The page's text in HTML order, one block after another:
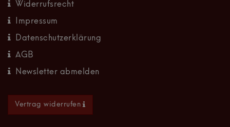
Widerrufsrecht
Impressum
Datenschutzerklärung
AGB
Newsletter abmelden
Vertrag widerrufen